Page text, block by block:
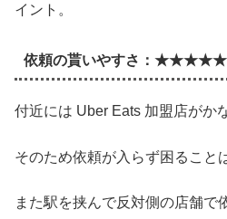
イント。
依頼の貰いやすさ：★★★★★
付近には Uber Eats 加盟店がか
そのため依頼が入らず困ること
また駅を挟んで反対側の店舗で